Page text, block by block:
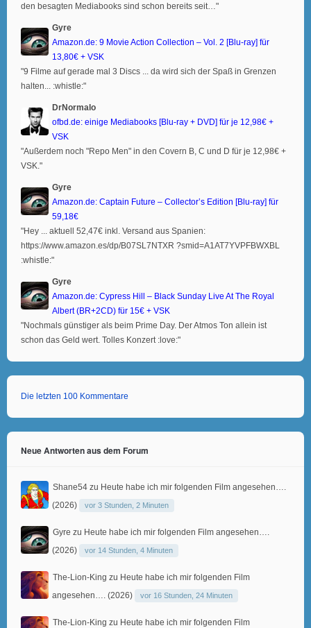
den besagten Mediabooks sind schon bereits seit…"
Gyre
Amazon.de: 9 Movie Action Collection – Vol. 2 [Blu-ray] für
13,80€ + VSK
"9 Filme auf gerade mal 3 Discs ... da wird sich der Spaß in Grenzen
halten... :whistle:"
DrNormalo
ofbd.de: einige Mediabooks [Blu-ray + DVD] für je 12,98€ +
VSK
"Außerdem noch "Repo Men" in den Covern B, C und D für je 12,98€ +
VSK."
Gyre
Amazon.de: Captain Future – Collector’s Edition [Blu-ray] für
59,18€
"Hey ... aktuell 52,47€ inkl. Versand aus Spanien:
https://www.amazon.es/dp/B07SL7NTXR ?smid=A1AT7YVPFBWXBL
:whistle:"
Gyre
Amazon.de: Cypress Hill – Black Sunday Live At The Royal
Albert (BR+2CD) für 15€ + VSK
"Nochmals günstiger als beim Prime Day. Der Atmos Ton allein ist
schon das Geld wert. Tolles Konzert :love:"
Die letzten 100 Kommentare
Neue Antworten aus dem Forum
Shane54 zu Heute habe ich mir folgenden Film angesehen….
(2026)
vor 3 Stunden, 2 Minuten
Gyre zu Heute habe ich mir folgenden Film angesehen….
(2026)
vor 14 Stunden, 4 Minuten
The-Lion-King zu Heute habe ich mir folgenden Film
angesehen…. (2026)
vor 16 Stunden, 24 Minuten
The-Lion-King zu Heute habe ich mir folgenden Film